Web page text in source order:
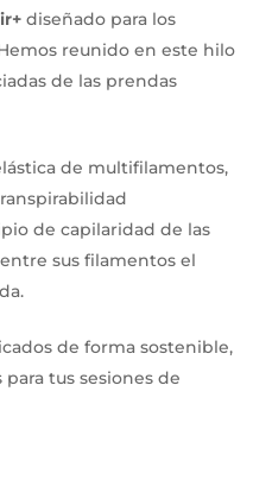
diseñado para los
reunido en este hilo
de las prendas
de multifilamentos,
de capilaridad de las
sus filamentos el
de forma sostenible,
tus sesiones de